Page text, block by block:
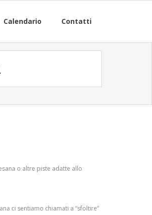
Calendario Contatti
o altre piste adatte allo
ci sentiamo chiamati a “sfoltire”